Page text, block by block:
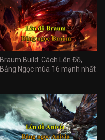
Braum Build: Cách Lên Đồ,
Bảng Ngọc mùa 16 mạnh nhất